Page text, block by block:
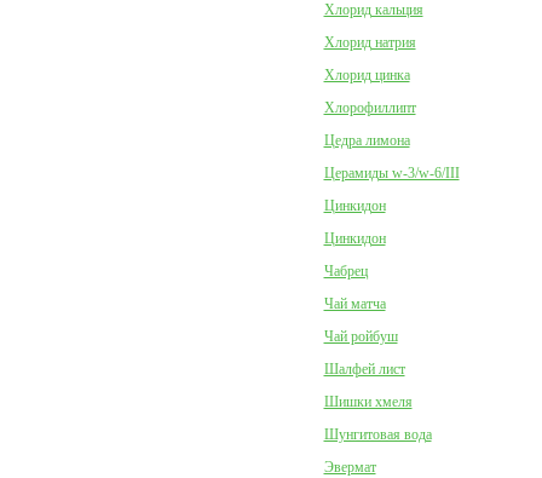
Хлорид кальция
Хлорид натрия
Хлорид цинка
Хлорофиллипт
Цедра лимона
Церамиды w-3/w-6/III
Цинкидон
Цинкидон
Чабрец
Чай матча
Чай ройбуш
Шалфей лист
Шишки хмеля
Шунгитовая вода
Эвермат